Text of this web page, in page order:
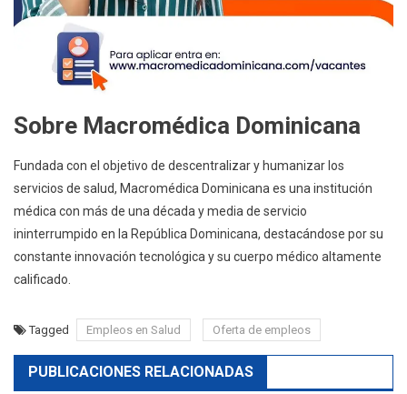
Sobre Macromédica Dominicana
Fundada con el objetivo de descentralizar y humanizar los
servicios de salud, Macromédica Dominicana es una institución
médica con más de una década y media de servicio
ininterrumpido en la República Dominicana, destacándose por su
constante innovación tecnológica y su cuerpo médico altamente
calificado.
Tagged Empleos en Salud Oferta de empleos
PUBLICACIONES RELACIONADAS